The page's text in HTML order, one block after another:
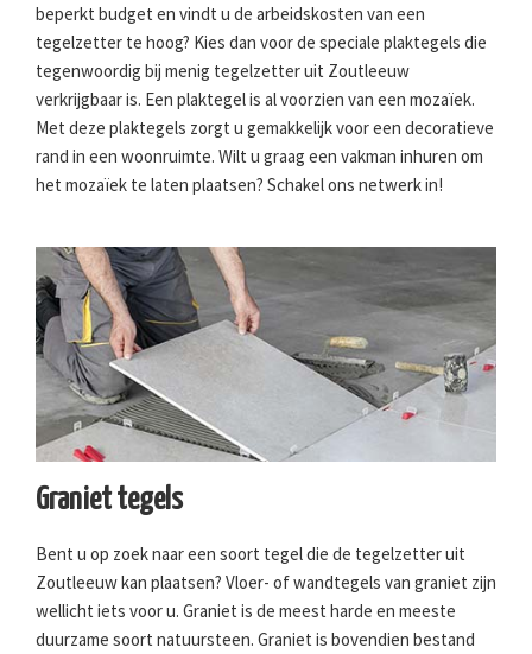
beperkt budget en vindt u de arbeidskosten van een
tegelzetter te hoog? Kies dan voor de speciale plaktegels die
tegenwoordig bij menig tegelzetter uit Zoutleeuw
verkrijgbaar is. Een plaktegel is al voorzien van een mozaïek.
Met deze plaktegels zorgt u gemakkelijk voor een decoratieve
rand in een woonruimte. Wilt u graag een vakman inhuren om
het mozaïek te laten plaatsen? Schakel ons netwerk in!
Graniet tegels
Bent u op zoek naar een soort tegel die de tegelzetter uit
Zoutleeuw kan plaatsen? Vloer- of wandtegels van graniet zijn
wellicht iets voor u. Graniet is de meest harde en meeste
duurzame soort natuursteen. Graniet is bovendien bestand